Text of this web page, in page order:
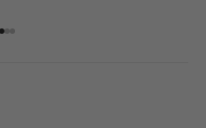
Gehe zu Element 1
Gehe zu Element 2
Gehe zu Element 3